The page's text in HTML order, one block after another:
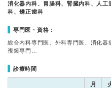
消化器内科、胃腸科、腎臓内科、人
科、矯正歯科
専門医・資格：
総合内科専門医、外科専門医、消化
視鏡専門…
診療時間
月